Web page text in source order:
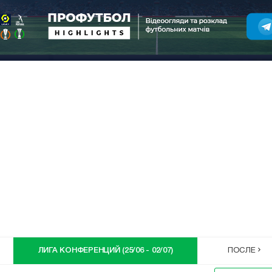
ЛИГА КОНФЕРЕНЦИЙ (25/06 - 02/07) ПОСЛЕ